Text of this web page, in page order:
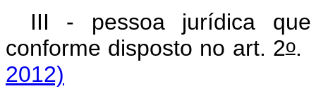
III - pessoa jurídica que
conforme disposto no art. 2o
2012)